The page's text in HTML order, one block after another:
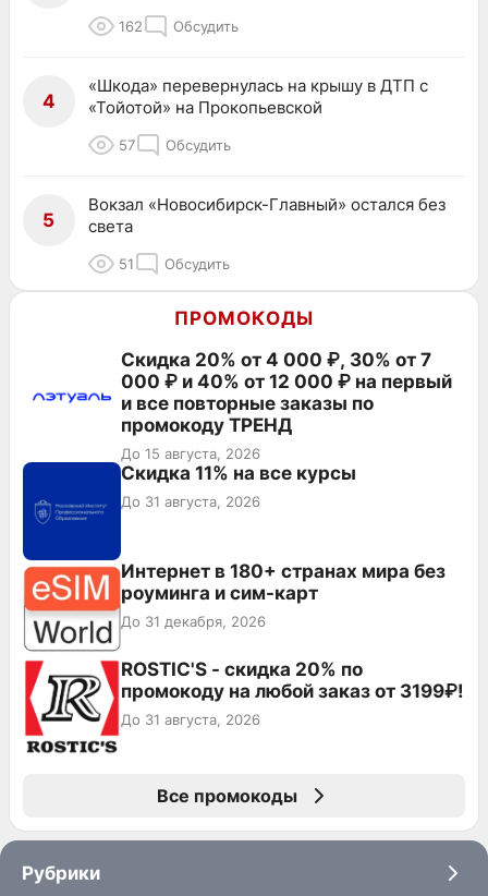
162 Обсудить
4
«Шкода» перевернулась на крышу в ДТП с
«Тойотой» на Прокопьевской
57 Обсудить
5
Вокзал «Новосибирск-Главный» остался без
света
51 Обсудить
ПРОМОКОДЫ
Скидка 20% от 4 000 ₽, 30% от 7
000 ₽ и 40% от 12 000 ₽ на первый
и все повторные заказы по
промокоду ТРЕНД
До 15 августа, 2026
Скидка 11% на все курсы
До 31 августа, 2026
Интернет в 180+ странах мира без
роуминга и сим-карт
До 31 декабря, 2026
ROSTIC'S - скидка 20% по
промокоду на любой заказ от 3199₽!
До 31 августа, 2026
Все промокоды
Рубрики